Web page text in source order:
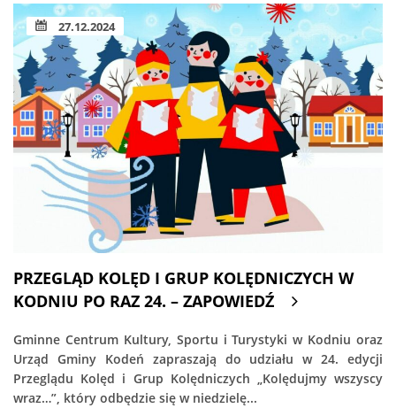
27.12.2024
PRZEGLĄD KOLĘD I GRUP KOLĘDNICZYCH W
KODNIU PO RAZ 24. – ZAPOWIEDŹ
Gminne Centrum Kultury, Sportu i Turystyki w Kodniu oraz
Urząd Gminy Kodeń zapraszają do udziału w 24. edycji
Przeglądu Kolęd i Grup Kolędniczych „Kolędujmy wszyscy
wraz…”, który odbędzie się w niedzielę...